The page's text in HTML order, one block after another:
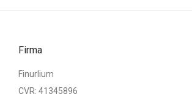
Firma
Finurlium
CVR: 41345896